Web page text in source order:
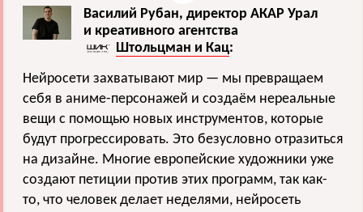
Василий Рубан, директор АКАР Урал
и креативного агентства
Штольцман и Кац:
Нейросети захватывают мир — мы превращаем
себя в аниме-персонажей и создаём нереальные
вещи с помощью новых инструментов, которые
будут прогрессировать. Это безусловно отразиться
на дизайне. Многие европейские художники уже
создают петиции против этих программ, так как-
то, что человек делает неделями, нейросеть